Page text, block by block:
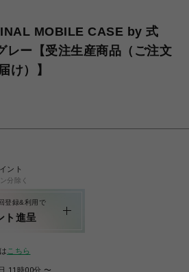
MOBILE CASE by 式
レー【受注生産商品（ご注文
け）】
ント
分除く
登録&利用で
ト進呈
こちら
11時00分 〜